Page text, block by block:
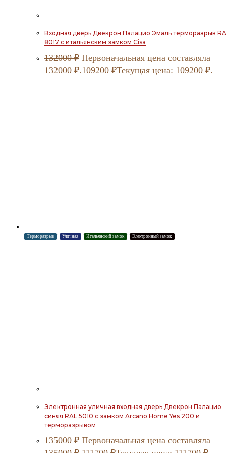
Входная дверь Двекрон Палацио Эмаль терморазрыв
8017 с итальянским замком Cisa
132000₽ Первоначальная цена составляла
132000 ₽.109200 ₽Текущая цена: 109200 ₽.
Терморазрыв Уличная Итальянский замок Электронный замок
Электронная уличная входная дверь Двекрон Палацио
синяя RAL 5010 с замком Arcano Home Yes 200 и
терморазрывом
135000₽ Первоначальная цена составляла